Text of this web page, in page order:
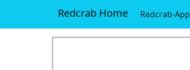
Redcrab Home Redcrab-App